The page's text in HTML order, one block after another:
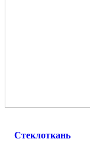
Стеклоткань